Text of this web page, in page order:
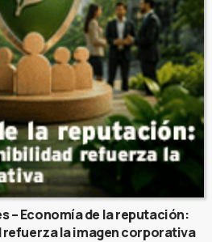
– Economía de la reputación:
la imagen corporativa